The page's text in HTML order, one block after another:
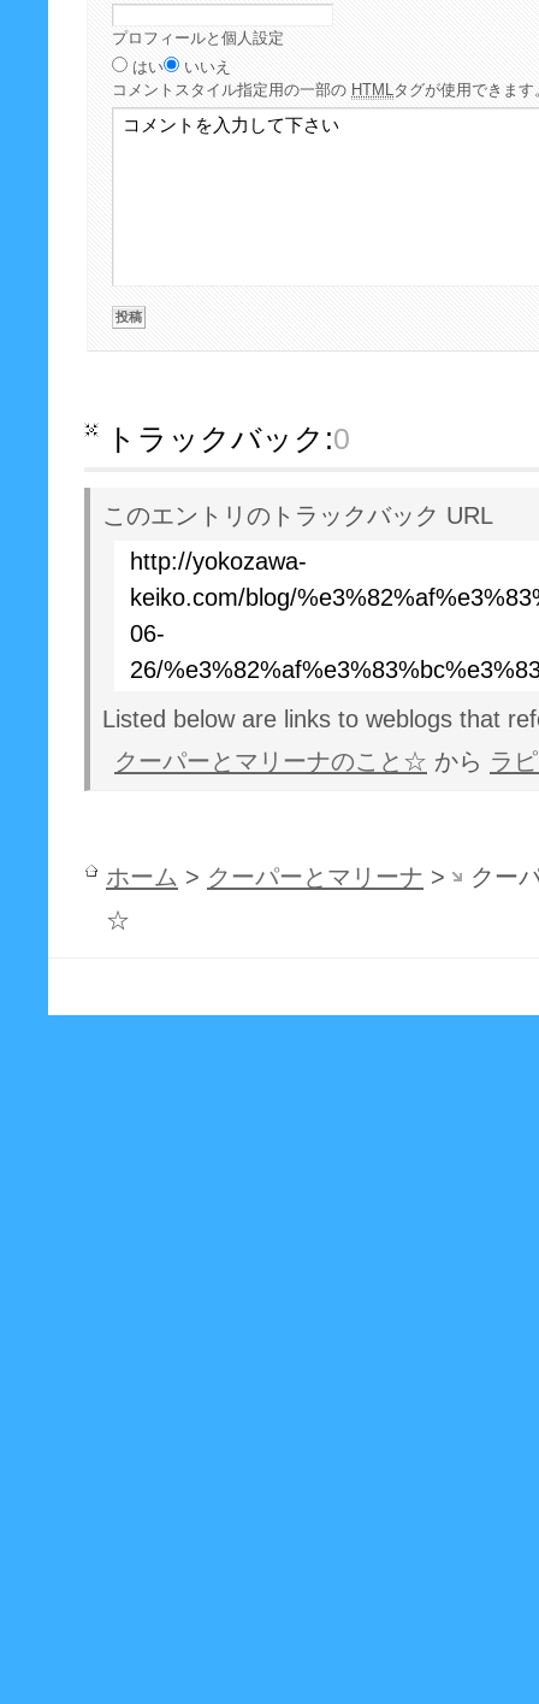
プロフィールと個人設定
はい
いいえ
コメント スタイル指定用の一部の HTMLタグが使用できます
トラックバック:0
このエントリのトラックバック URL
http://yokozawa-
keiko.com/blog/
06-
26/
Listed below are links to weblogs that
クーパーとマリーナのこと☆ から ラ
ホーム > クーパーとマリーナ >
クー
☆